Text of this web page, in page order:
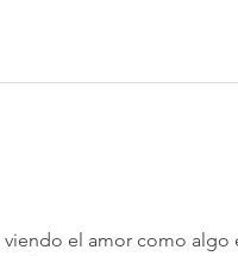
el amor como